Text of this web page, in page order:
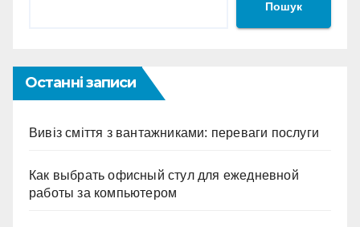
Пошук
Останні записи
Вивіз сміття з вантажниками: переваги послуги
Как выбрать офисный стул для ежедневной
работы за компьютером